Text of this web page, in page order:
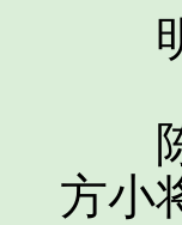
明
陈
方小